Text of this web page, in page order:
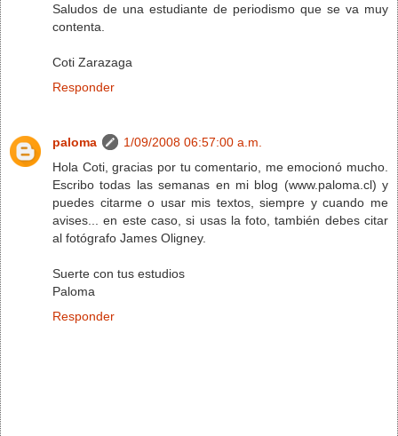
Saludos de una estudiante de periodismo que se va muy
contenta.
Coti Zarazaga
Responder
paloma
1/09/2008 06:57:00 a.m.
Hola Coti, gracias por tu comentario, me emocionó mucho.
Escribo todas las semanas en mi blog (www.paloma.cl) y
puedes citarme o usar mis textos, siempre y cuando me
avises... en este caso, si usas la foto, también debes citar
al fotógrafo James Oligney.
Suerte con tus estudios
Paloma
Responder